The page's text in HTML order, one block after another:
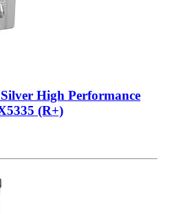
High Performance
(R+)